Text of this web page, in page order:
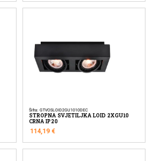
Šifra: GTVOSLOID2GU1010DEC
STROPNA SVJETILJKA LOID 2XGU10
CRNA IP20
114,19€